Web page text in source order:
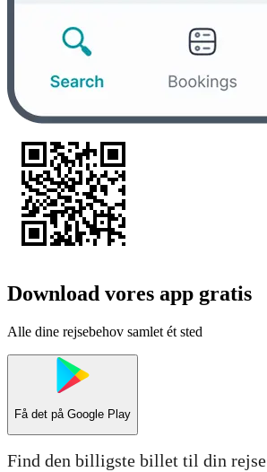
Download vores app gratis
Alle dine rejsebehov samlet ét sted
Få det på Google Play
Find den billigste billet til din rejse